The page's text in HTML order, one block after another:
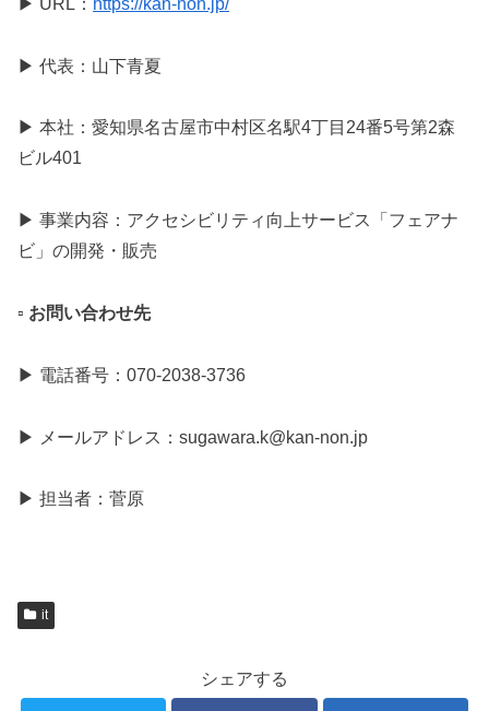
▶︎ 代表：山下青夏
▶︎ 本社：愛知県名古屋市中村区名駅4丁目24番5号第2森
ビル401
▶︎ 事業内容：アクセシビリティ向上サービス「フェアナ
ビ」の開発・販売
▫️ お問い合わせ先
▶︎ 電話番号：070-2038-3736
▶︎ メールアドレス：sugawara.k@kan-non.jp
▶︎ 担当者：菅原
it
シェアする